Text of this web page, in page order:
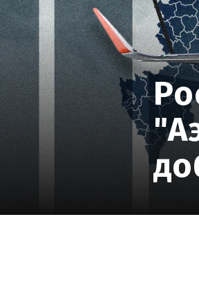
ВОЕННЫЙ СЕГМЕНТ В ОТРАСЛИ
НАОБОРОТ РАСТЕТ